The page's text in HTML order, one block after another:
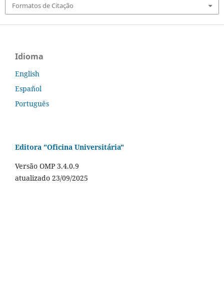
Formatos de Citação
Idioma
English
Español
Português
Editora "Oficina Universitária"
Versão OMP 3.4.0.9
atualizado 23/09/2025